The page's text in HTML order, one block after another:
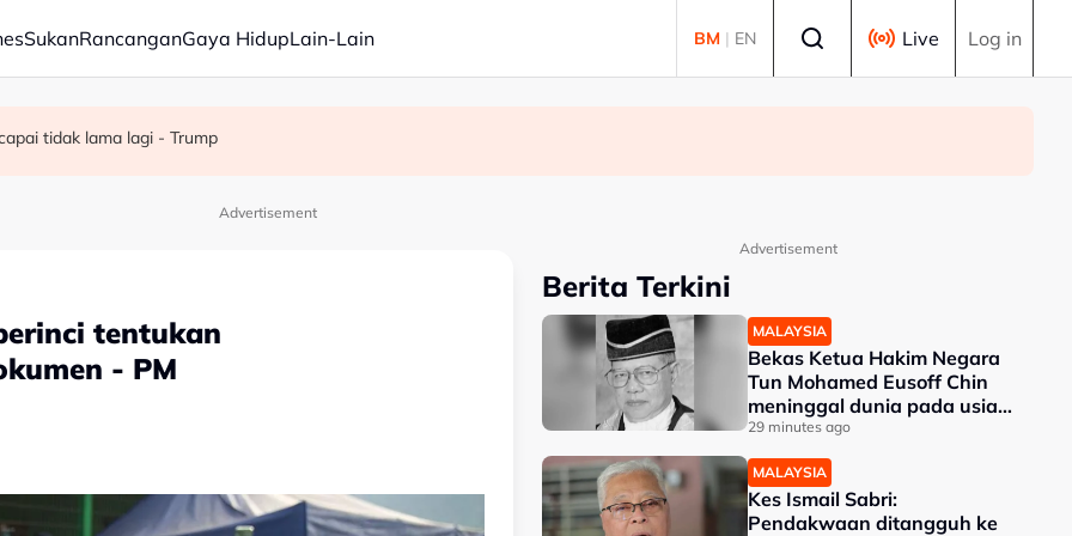
SukanRancanganGaya HidupLain-Lain BM | EN Live Log in
Chin meninggal dunia pada usia 91 tahun
Ogos susulan masalah kesihatan
tidak lama lagi - Trump
Advertisement
tentukan
- PM
Advertisement
Berita Terkini
MALAYSIA
Bekas Ketua Hakim Negara
Tun Mohamed Eusoff Chin
meninggal dunia pada usia
91 tahun
29 minutes ago
MALAYSIA
Kes Ismail Sabri:
Pendakwaan ditangguh ke